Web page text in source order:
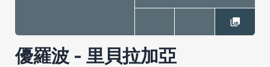
優羅波 - 里貝拉加亞